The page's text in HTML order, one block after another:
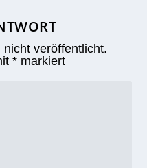
veröffentlicht.
* markiert